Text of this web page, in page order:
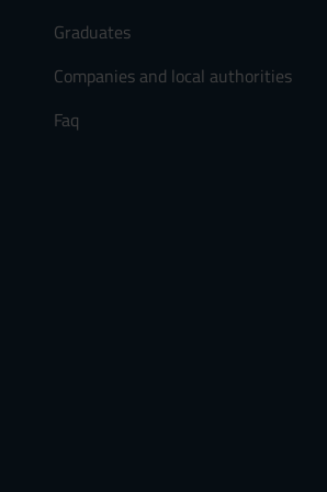
Graduates
Companies and local authorities
Faq